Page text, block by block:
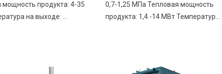
мощность продукта: 4-35
на выходе: ...
0,7-1,25 МПа Тепловая мощность
продукта: 1,4 -14 МВт Температур...